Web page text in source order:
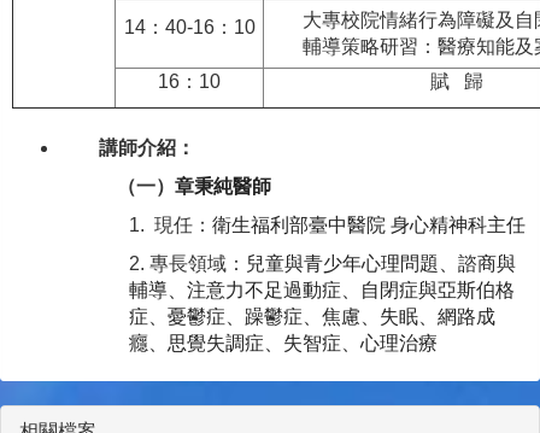
14：40-16：10
大專校院情緒行為障礙及自
輔導策略研習：醫療知能及
16：10
賦 歸
講師介紹：
（一）章秉純醫師
1. 現任： 衛生福利部臺中醫院 身心精神科主任
2. 專長領域： 兒童與青少年心理問題、諮商與
輔導、注意力不足過動症、自閉症與亞斯伯格
症、憂鬱症、躁鬱症、焦慮、失眠、網路成
癮、思覺失調症、失智症、心理治療